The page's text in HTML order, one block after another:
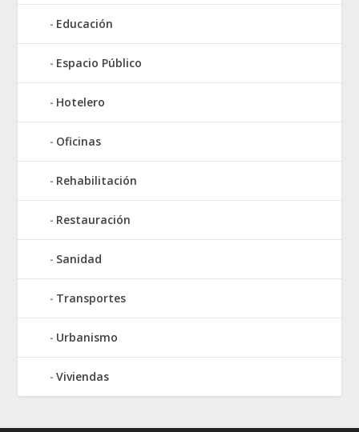
Educación
Espacio Público
Hotelero
Oficinas
Rehabilitación
Restauración
Sanidad
Transportes
Urbanismo
Viviendas